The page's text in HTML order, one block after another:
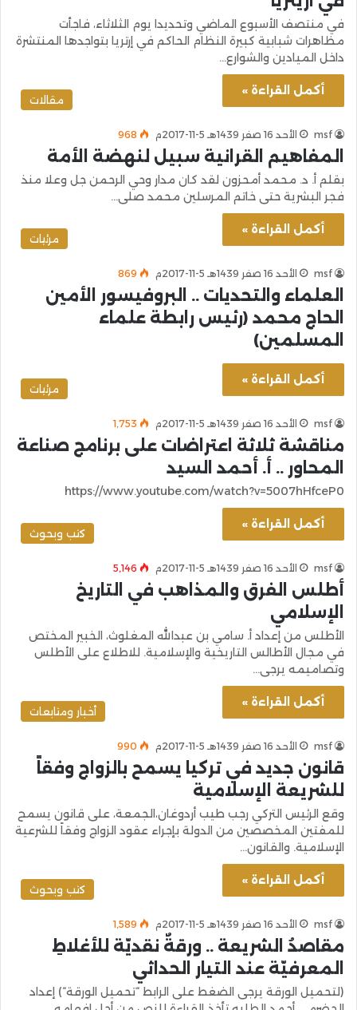
في منتصف الأسبوع الماضي وتحديدا يوم الثلاثاء، فاجأت
مظاهرات شبابية كبيرة النظام الحاكم في إرتريا بتواجدها المنتشرة
داخل الميادين والشوارع…
أكمل القراءة »
مقالات
msf الأحد 16 صفر 1439هـ 5-11-2017م 968
المفاهيم القرانية سبيل لنهضة الأمة
بقلم أ. د. محمد أمحزون لقد كان مدار وحي الرحمن جل وعلا منذ
فجر البشرية حتى خاتم المرسلين محمد صلى…
أكمل القراءة »
مرئيات
msf الأحد 16 صفر 1439هـ 5-11-2017م 869
العلماء والتحديات .. البروفيسور الأمين
الحاج محمد (رئيس رابطة علماء
المسلمين)
أكمل القراءة »
مرئيات
msf الأحد 16 صفر 1439هـ 5-11-2017م 1٬753
مناقشة ثلاثة اعتراضات على برنامج صناعة
المحاور .. أ. أحمد السيد
https://www.youtube.com/watch?v=5007hHfceP0
أكمل القراءة »
كتب وبحوث
msf الأحد 16 صفر 1439هـ 5-11-2017م 5٬146
أطلس الفرق والمذاهب في التاريخ
الإسلامي
الأطلس من إعداد أ. سامي بن عبدالله المغلوث، الخبير المختص
في مجال الأطالس التاريخية والإسلامية. للاطلاع على الأطلس
وتصاميمه يرجى…
أكمل القراءة »
أخبار ومتابعات
msf الأحد 16 صفر 1439هـ 5-11-2017م 990
قانون جديد في تركيا يسمح بالزواج وفقاً
للشريعة الإسلامية
وقع الرئيس التركي رجب طيب أردوغان،الجمعة، على قانون يسمح
للمفتين المخصصين من الدولة بإجراء عقود الزواج وفقاً للشرعية
الإسلامية. والقانون…
أكمل القراءة »
كتب وبحوث
msf الأحد 16 صفر 1439هـ 5-11-2017م 1٬589
مقاصدُ الشريعة .. ورقةٌ نقديّة للأغلاطِ
المعرفيّة عند التيار الحداثي
(لتحميل الورقة يرجى الضغط على الرابط “تحميل الورقة“) إعداد